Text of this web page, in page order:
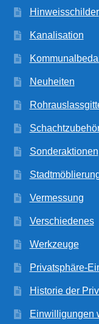
Hinweisschilder
Kanalisation
Neuheiten
Sonderaktionen
Vermessung
Verschiedenes
Werkzeuge
Privatsphäre-
Historie der
Einwilligungen